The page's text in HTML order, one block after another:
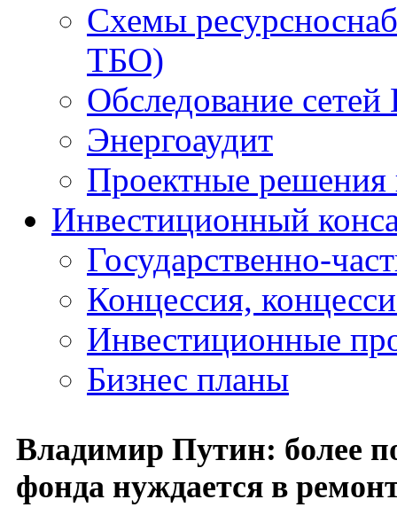
Схемы
ТБО)
Обследование
Энергоаудит
Проектные решения
Инвестиционный
Государственно-
Концессия,
Инвестиционные
Бизнес планы
Владимир Путин: более
фонда нуждается в